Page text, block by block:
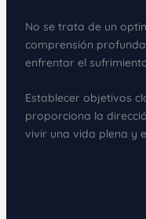
No se trata de un
comprensión
enfrentar el
Establecer objetivos
proporciona la
vivir una vida plena y